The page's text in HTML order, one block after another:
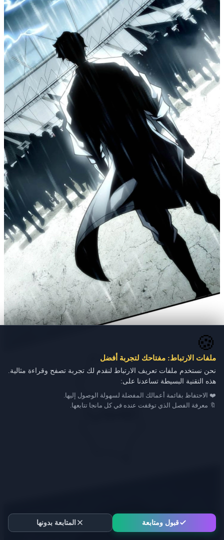
🍪
ملفات الارتباط: مفتاحك لتجربة أفضل
نحن نستخدم ملفات تعريف الارتباط لنقدم لك تجربة تصفح وقراءة مثالية.
هذه التقنية البسيطة تساعدنا على:
❤️ الاحتفاظ بقائمة أعمالك المفضلة لسهولة الوصول إليها.
🔖 معرفة الفصل الذي توقفت عنده في كل مانجا تتابعها.
قبول ومتابعة المتابعة بدونها